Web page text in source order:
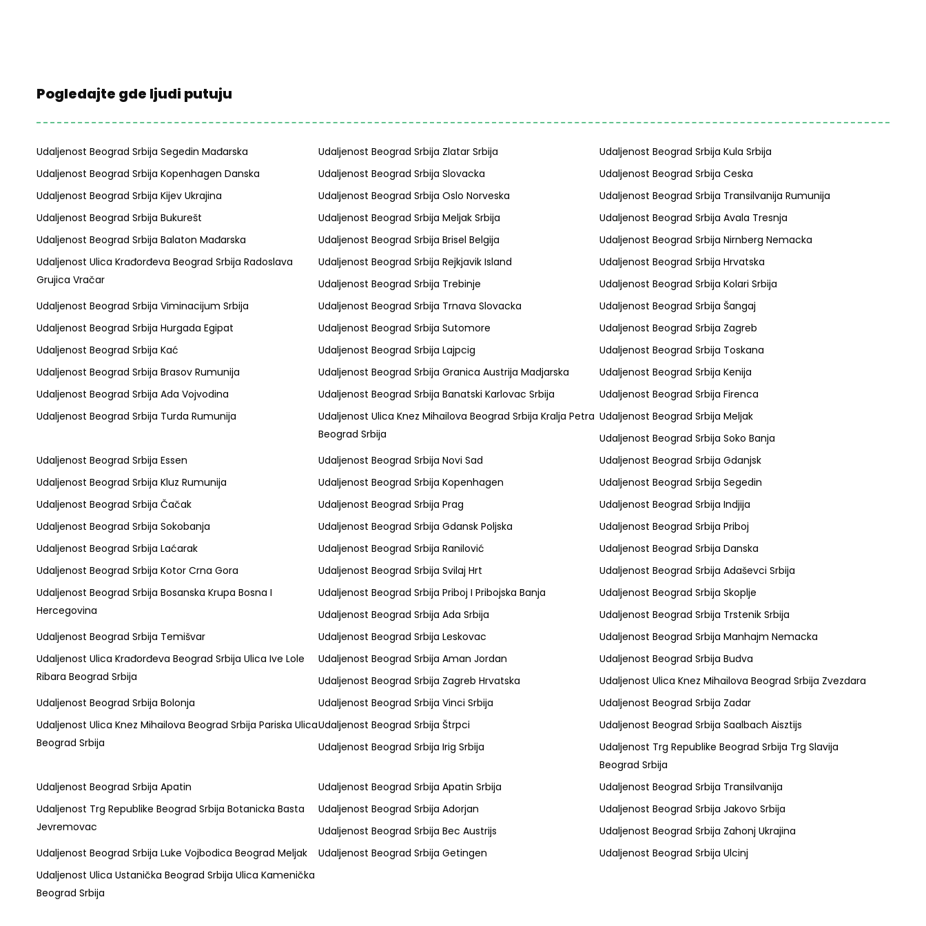
Pogledajte gde ljudi putuju
Udaljenost Beograd Srbija Segedin Mađarska Udaljenost Beograd Srbija Zlatar Srbija
Udaljenost Beograd Srbija Kula Srbija
Udaljenost Beograd Srbija Kopenhagen Danska
Udaljenost Beograd Srbija Slovacka
Udaljenost Beograd Srbija Ceska
Udaljenost Beograd Srbija Kijev Ukrajina
Udaljenost Beograd Srbija Oslo Norveska
Udaljenost Beograd Srbija Transilvanija Rumunija
Udaljenost Beograd Srbija Bukurešt
Udaljenost Beograd Srbija Meljak Srbija
Udaljenost Beograd Srbija Avala Tresnja
Udaljenost Beograd Srbija Balaton Mađarska
Udaljenost Beograd Srbija Brisel Belgija
Udaljenost Beograd Srbija Nirnberg Nemacka
Udaljenost Ulica Krađorđeva Beograd Srbija Radoslava
Grujica Vračar
Udaljenost Beograd Srbija Rejkjavik Island
Udaljenost Beograd Srbija Hrvatska
Udaljenost Beograd Srbija Trebinje
Udaljenost Beograd Srbija Kolari Srbija
Udaljenost Beograd Srbija Viminacijum Srbija
Udaljenost Beograd Srbija Trnava Slovacka
Udaljenost Beograd Srbija Šangaj
Udaljenost Beograd Srbija Hurgada Egipat
Udaljenost Beograd Srbija Sutomore
Udaljenost Beograd Srbija Zagreb
Udaljenost Beograd Srbija Kać
Udaljenost Beograd Srbija Lajpcig
Udaljenost Beograd Srbija Toskana
Udaljenost Beograd Srbija Brasov Rumunija
Udaljenost Beograd Srbija Granica Austrija Madjarska
Udaljenost Beograd Srbija Kenija
Udaljenost Beograd Srbija Ada Vojvodina
Udaljenost Beograd Srbija Banatski Karlovac Srbija
Udaljenost Beograd Srbija Firenca
Udaljenost Beograd Srbija Turda Rumunija
Udaljenost Ulica Knez Mihailova Beograd Srbija Kralja Petra
Beograd Srbija
Udaljenost Beograd Srbija Meljak
Udaljenost Beograd Srbija Soko Banja
Udaljenost Beograd Srbija Essen
Udaljenost Beograd Srbija Novi Sad
Udaljenost Beograd Srbija Gdanjsk
Udaljenost Beograd Srbija Kluz Rumunija
Udaljenost Beograd Srbija Kopenhagen
Udaljenost Beograd Srbija Segedin
Udaljenost Beograd Srbija Čačak
Udaljenost Beograd Srbija Prag
Udaljenost Beograd Srbija Indjija
Udaljenost Beograd Srbija Sokobanja
Udaljenost Beograd Srbija Gdansk Poljska
Udaljenost Beograd Srbija Priboj
Udaljenost Beograd Srbija Laćarak
Udaljenost Beograd Srbija Ranilović
Udaljenost Beograd Srbija Danska
Udaljenost Beograd Srbija Kotor Crna Gora
Udaljenost Beograd Srbija Svilaj Hrt
Udaljenost Beograd Srbija Adaševci Srbija
Udaljenost Beograd Srbija Bosanska Krupa Bosna I
Hercegovina
Udaljenost Beograd Srbija Priboj I Pribojska Banja
Udaljenost Beograd Srbija Skoplje
Udaljenost Beograd Srbija Ada Srbija
Udaljenost Beograd Srbija Trstenik Srbija
Udaljenost Beograd Srbija Temišvar
Udaljenost Beograd Srbija Leskovac
Udaljenost Beograd Srbija Manhajm Nemacka
Udaljenost Ulica Krađorđeva Beograd Srbija Ulica Ive Lole
Ribara Beograd Srbija
Udaljenost Beograd Srbija Aman Jordan
Udaljenost Beograd Srbija Budva
Udaljenost Beograd Srbija Zagreb Hrvatska
Udaljenost Ulica Knez Mihailova Beograd Srbija Zvezdara
Udaljenost Beograd Srbija Bolonja
Udaljenost Beograd Srbija Vinci Srbija
Udaljenost Beograd Srbija Zadar
Udaljenost Ulica Knez Mihailova Beograd Srbija Pariska Ulica
Beograd Srbija
Udaljenost Beograd Srbija Štrpci
Udaljenost Beograd Srbija Saalbach Aisztijs
Udaljenost Beograd Srbija Irig Srbija
Udaljenost Trg Republike Beograd Srbija Trg Slavija
Beograd Srbija
Udaljenost Beograd Srbija Apatin
Udaljenost Beograd Srbija Apatin Srbija
Udaljenost Beograd Srbija Transilvanija
Udaljenost Trg Republike Beograd Srbija Botanicka Basta
Jevremovac
Udaljenost Beograd Srbija Adorjan
Udaljenost Beograd Srbija Jakovo Srbija
Udaljenost Beograd Srbija Bec Austrijs
Udaljenost Beograd Srbija Zahonj Ukrajina
Udaljenost Beograd Srbija Luke Vojbodica Beograd Meljak
Udaljenost Beograd Srbija Getingen
Udaljenost Beograd Srbija Ulcinj
Udaljenost Ulica Ustanička Beograd Srbija Ulica Kamenička
Beograd Srbija